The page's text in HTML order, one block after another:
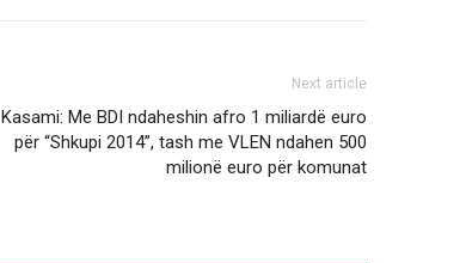
Next article
Kasami: Me BDI ndaheshin afro 1 miliardë euro
për “Shkupi 2014”, tash me VLEN ndahen 500
milionë euro për komunat